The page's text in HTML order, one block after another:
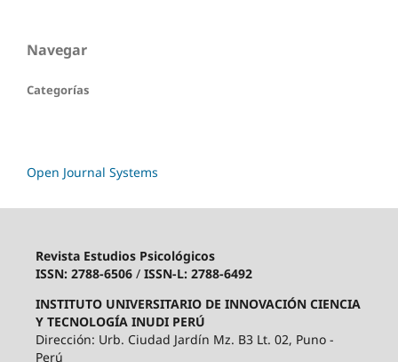
Navegar
Categorías
Open Journal Systems
Revista Estudios Psicológicos
ISSN: 2788-6506/ ISSN-L: 2788-6492
INSTITUTO UNIVERSITARIO DE INNOVACIÓN CIENCIA
Y TECNOLOGÍA INUDI PERÚ
Dirección: Urb. Ciudad Jardín Mz. B3 Lt. 02, Puno -
Perú